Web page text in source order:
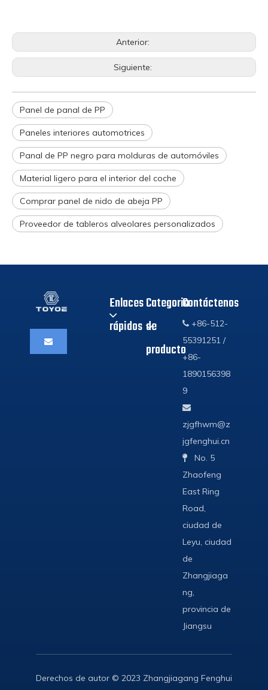
Anterior:
Siguiente:
Panel de panal de PP
Paneles interiores automotrices
Panal de PP negro para molduras de automóviles
Material ligero para el interior del coche
Comprar panel de nido de abeja PP
Proveedor de tableros alveolares personalizados
Enlaces
rápidos
Categoria
de
producto
Contáctenos
 +86-512-
55391251 /
+86-
1890156398
9

zjgfhwm@z
jgfenghui.cn

No. 5
Zhaofeng
East Ring
Road,
ciudad de
Leyu, ciudad
de
Zhangjiaga
ng,
provincia de
Jiangsu
Derechos de autor © 2023 Zhangjiagang Fenghui